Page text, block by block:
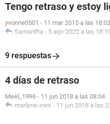
Tengo retraso y estoy
yvonne0501 - 11 mar 2015 a las 18:02
Samantha - 5 ago 2022 a las
9 respuestas
4 días de retraso
Meel_1996 - 11 jun 2018 a las 08:04
marlene-ines - 11 jun 2018 a las